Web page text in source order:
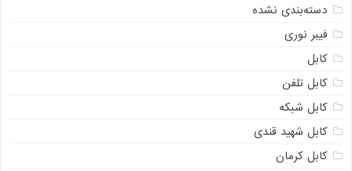
دسته‌بندی نشده
فیبر نوری
کابل
کابل تلفن
کابل شبکه
کابل شهید قندی
کابل کرمان